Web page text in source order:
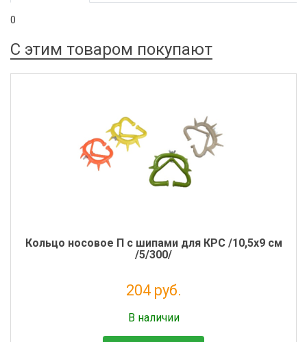
0
С этим товаром покупают
Кольцо носовое П с шипами для КРС /10,5х9 см
/5/300/
204 руб.
В наличии